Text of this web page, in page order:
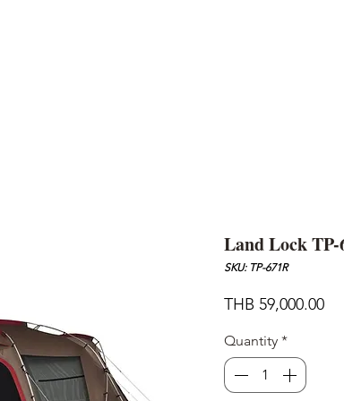
Land Lock TP-
SKU: TP-671R
THB 59,000.00
Quantity *